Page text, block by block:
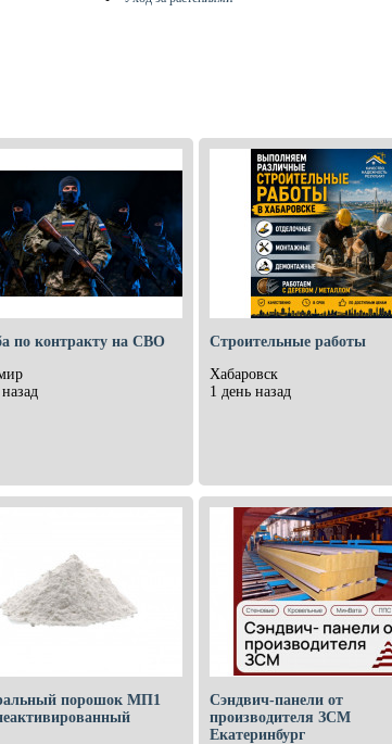
по контракту на СВО
Строительные работы
Хабаровск
1 день назад
порошок МП1
Сэндвич-панели от
производителя ЗСМ
Екатеринбург